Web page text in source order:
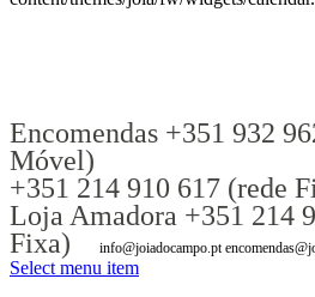
Encomendas +351 932
Móvel)
+351 214 910 617 (rede
Loja Amadora +351 214
Fixa)
info@joiadocampo.pt
Select menu item